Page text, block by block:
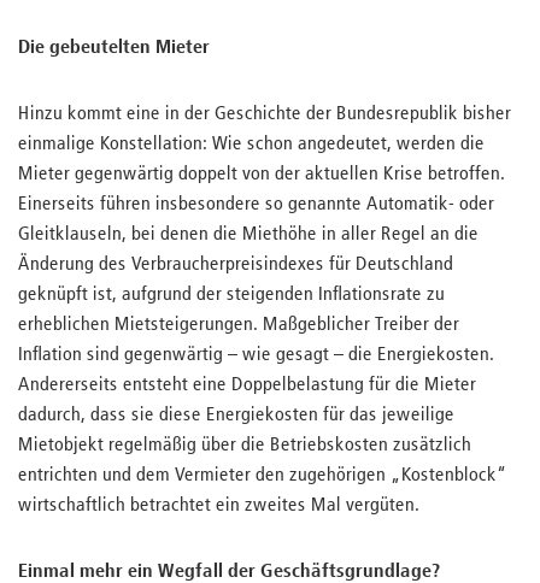
Die gebeutelten Mieter
Hinzu kommt eine in der Geschichte der Bundesrepublik bisher
einmalige Konstellation: Wie schon angedeutet, werden die
Mieter gegenwärtig doppelt von der aktuellen Krise betroffen.
Einerseits führen insbesondere so genannte Automatik- oder
Gleitklauseln, bei denen die Miethöhe in aller Regel an die
Änderung des Verbraucherpreisindexes für Deutschland
geknüpft ist, aufgrund der steigenden Inflationsrate zu
erheblichen Mietsteigerungen. Maßgeblicher Treiber der
Inflation sind gegenwärtig – wie gesagt – die Energiekosten.
Andererseits entsteht eine Doppelbelastung für die Mieter
dadurch, dass sie diese Energiekosten für das jeweilige
Mietobjekt regelmäßig über die Betriebskosten zusätzlich
entrichten und dem Vermieter den zugehörigen „Kostenblock“
wirtschaftlich betrachtet ein zweites Mal vergüten.
Einmal mehr ein Wegfall der Geschäftsgrundlage?